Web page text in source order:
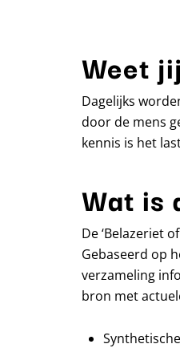
Weet
Dagelijks
door de mens
kennis is het
Wat is
De ‘Belazeriet
Gebaseerd op
verzameling
bron met